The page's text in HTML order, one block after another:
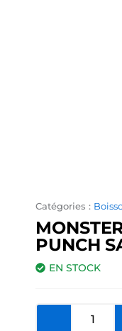
Catégories :
PUNCH
EN STOCK